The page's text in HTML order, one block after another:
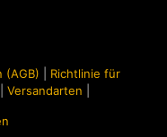
(AGB)
Richtlinie für
Versandarten